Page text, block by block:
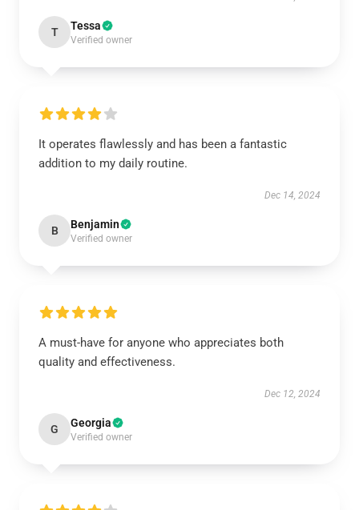
T Tessa
Verified owner
It operates flawlessly and has been a fantastic
addition to my daily routine.
Dec 14, 2024
B Benjamin
Verified owner
A must-have for anyone who appreciates both
quality and effectiveness.
Dec 12, 2024
G Georgia
Verified owner